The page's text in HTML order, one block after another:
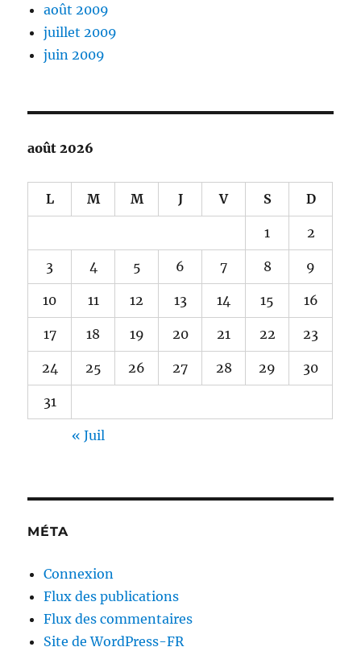
août 2009
juillet 2009
juin 2009
août 2026
L M M J V S D
1 2
3 4 5 6 7 8 9
10 11 12 13 14 15 16
17 18 19 20 21 22 23
24 25 26 27 28 29 30
31
« Juil
MÉTA
Connexion
Flux des publications
Flux des commentaires
Site de WordPress-FR